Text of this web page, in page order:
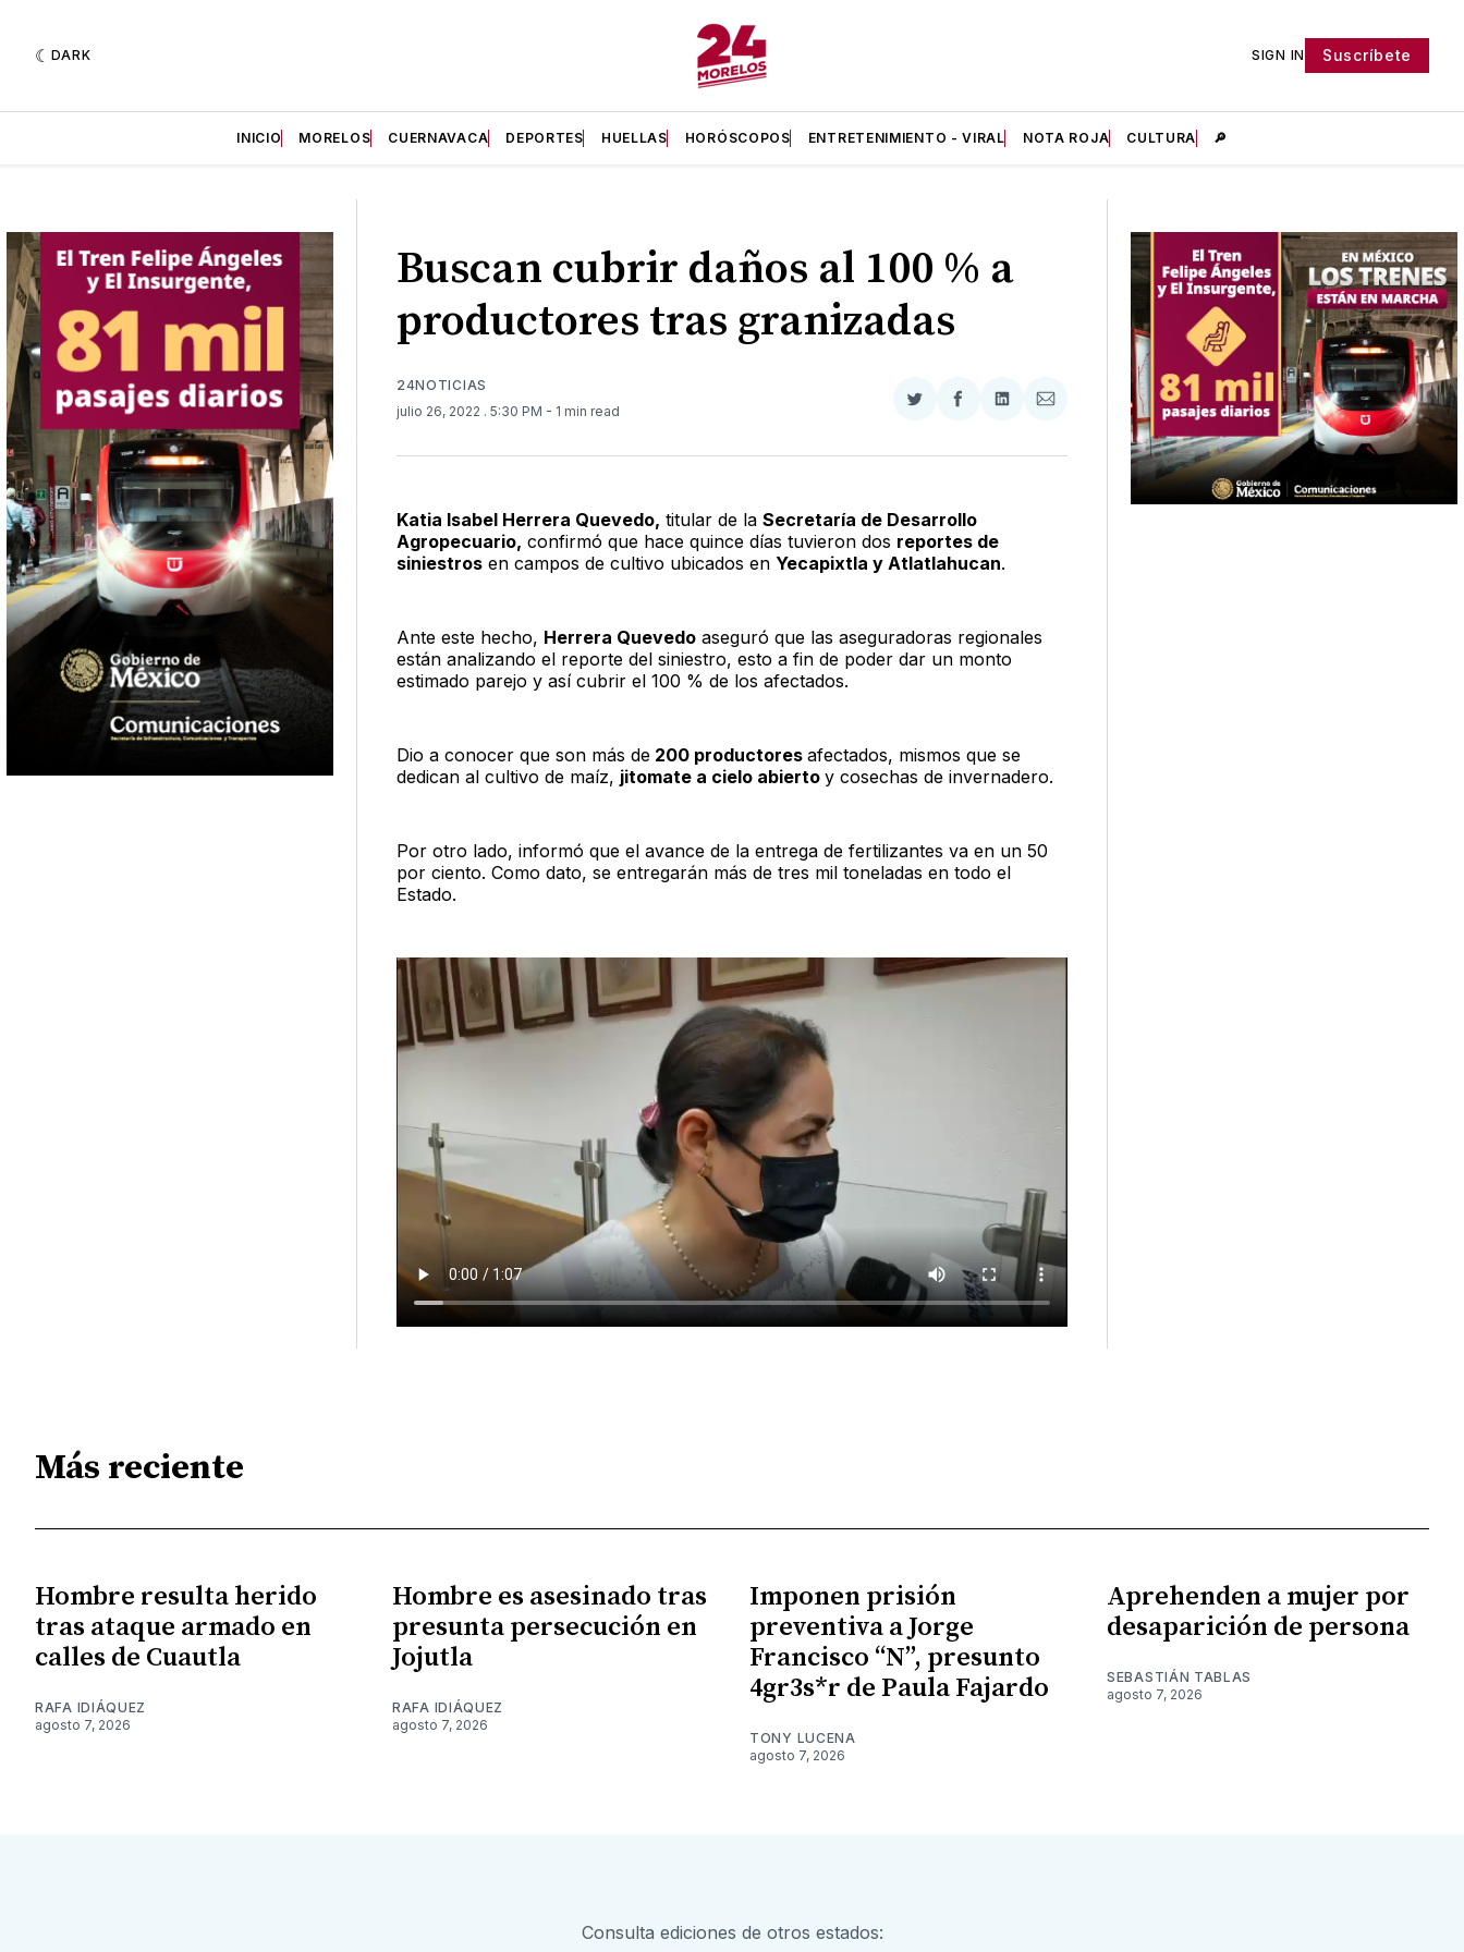
DARK SIGN IN Suscríbete
INICIO MORELOS CUERNAVACA DEPORTES HUELLAS HORÓSCOPOS ENTRETENIMIENTO - VIRAL NOTA ROJA CULTURA 🔎
Buscan cubrir daños al 100 % a
productores tras granizadas
24NOTICIAS
julio 26, 2022 . 5:30 PM - 1 min read
Compartir
Twitter
Compartir
Facebook
Compartir
LinkedIn
Compartir
Email
Katia Isabel Herrera Quevedo, titular de la Secretaría de Desarrollo
Agropecuario, confirmó que hace quince días tuvieron dos reportes de
siniestrosen campos de cultivo ubicados en Yecapixtla y Atlatlahucan.
Ante este hecho, Herrera Quevedoaseguró que las aseguradoras regionales
están analizando el reporte del siniestro, esto a fin de poder dar un monto
estimado parejo y así cubrir el 100 % de los afectados.
Dio a conocer que son más de200 productores afectados, mismos que se
dedican al cultivo de maíz, jitomate a cielo abierto y cosechas de invernadero.
Por otro lado, informó que el avance de la entrega de fertilizantes va en un 50
por ciento. Como dato, se entregarán más de tres mil toneladas en todo el
Estado.
Más reciente
Hombre resulta herido
tras ataque armado en
calles de Cuautla
RAFA IDIÁQUEZ
agosto 7, 2026
Hombre es asesinado tras
presunta persecución en
Jojutla
RAFA IDIÁQUEZ
agosto 7, 2026
Imponen prisión
preventiva a Jorge
Francisco “N”, presunto
4gr3s*r de Paula Fajardo
TONY LUCENA
agosto 7, 2026
Aprehenden a mujer por
desaparición de persona
SEBASTIÁN TABLAS
agosto 7, 2026
Consulta ediciones de otros estados: